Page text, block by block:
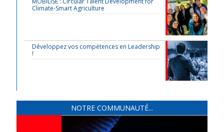
Climate-Smart Agriculture
Développez vos compétences en Leadership
!
NOTRE COMMUNAUTÉ...